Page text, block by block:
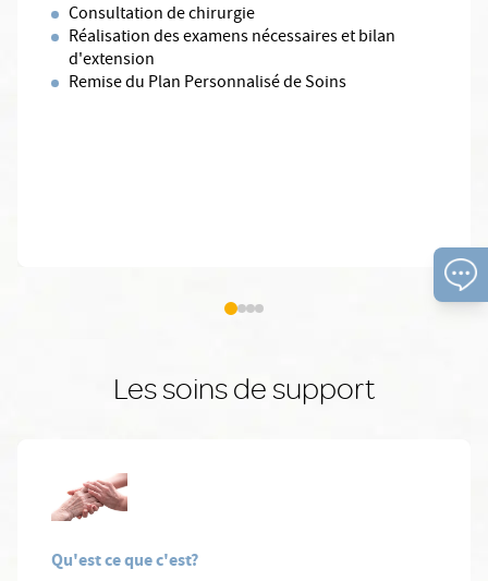
Consultation de chirurgie
Réalisation des examens nécessaires et bilan
d'extension
Remise du Plan Personnalisé de Soins
Les soins de support
Qu'est ce que c'est?